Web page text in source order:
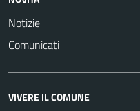
Notizie
Comunicati
VIVERE IL COMUNE